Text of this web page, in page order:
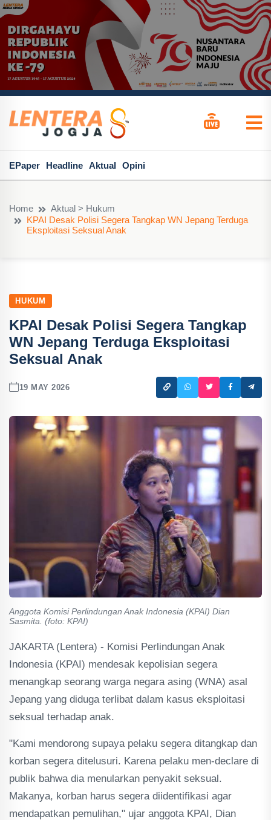
EPaper Headline Aktual Opini
Home
Aktual > Hukum
KPAI Desak Polisi Segera Tangkap WN Jepang Terduga
Eksploitasi Seksual Anak
HUKUM
KPAI Desak Polisi Segera Tangkap
WN Jepang Terduga Eksploitasi
Seksual Anak
19 MAY 2026
Anggota Komisi Perlindungan Anak Indonesia (KPAI) Dian
Sasmita. (foto: KPAI)
JAKARTA (Lentera) - Komisi Perlindungan Anak
Indonesia (KPAI) mendesak kepolisian segera
menangkap seorang warga negara asing (WNA) asal
Jepang yang diduga terlibat dalam kasus eksploitasi
seksual terhadap anak.
"Kami mendorong supaya pelaku segera ditangkap dan
korban segera ditelusuri. Karena pelaku men-declare di
publik bahwa dia menularkan penyakit seksual.
Makanya, korban harus segera diidentifikasi agar
mendapatkan pemulihan," ujar anggota KPAI, Dian